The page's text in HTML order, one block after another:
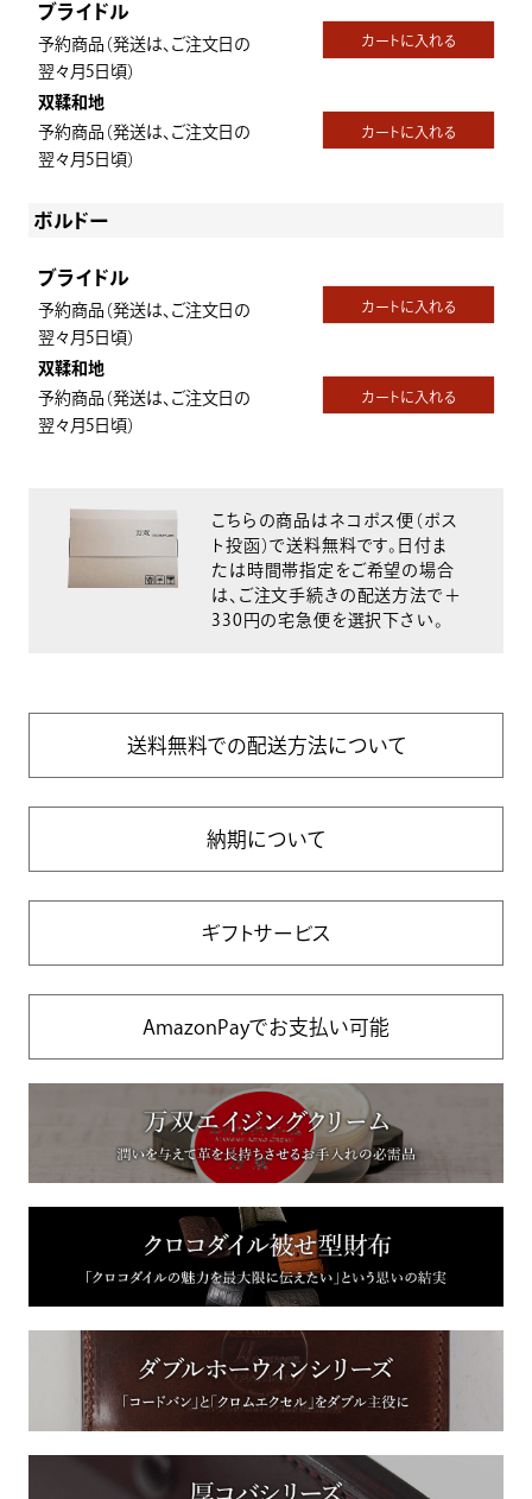
ブライドル
予約商品（発送は、ご注文日の
翌々月5日頃）
カートに入れる
双鞣和地
予約商品（発送は、ご注文日の
翌々月5日頃）
カートに入れる
ボルドー
ブライドル
予約商品（発送は、ご注文日の
翌々月5日頃）
カートに入れる
双鞣和地
予約商品（発送は、ご注文日の
翌々月5日頃）
カートに入れる
こちらの商品はネコポス便（ポス
ト投函）で送料無料です。日付ま
たは時間帯指定をご希望の場合
は、ご注文手続きの配送方法で＋
330円の宅急便を選択下さい。
送料無料での配送方法について
納期について
ギフトサービス
AmazonPayでお支払い可能